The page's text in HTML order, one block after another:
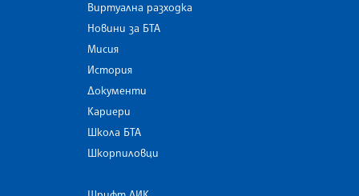
Виртуална разходка
Новини за БТА
Мисия
История
Документи
Кариери
Школа БТА
Шкорпиловци